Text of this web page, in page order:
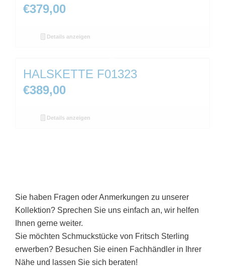
€379,00
Details anzeigen
HALSKETTE F01323
€389,00
Details anzeigen
Sie haben Fragen oder Anmerkungen zu unserer
Kollektion? Sprechen Sie uns einfach an, wir helfen
Ihnen gerne weiter.
Sie möchten Schmuckstücke von Fritsch Sterling
erwerben? Besuchen Sie einen Fachhändler in Ihrer
Nähe und lassen Sie sich beraten!